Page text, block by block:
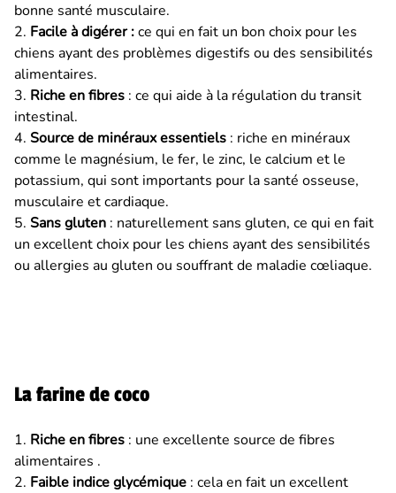
bonne santé musculaire.
2. Facile à digérer :ce qui en fait un bon choix pour les
chiens ayant des problèmes digestifs ou des sensibilités
alimentaires.
3. Riche en fibres : ce qui aide à la régulation du transit
intestinal.
4. Source de minéraux essentiels : riche en minéraux
comme le magnésium, le fer, le zinc, le calcium et le
potassium, qui sont importants pour la santé osseuse,
musculaire et cardiaque.
5. Sans gluten : naturellement sans gluten, ce qui en fait
un excellent choix pour les chiens ayant des sensibilités
ou allergies au gluten ou souffrant de maladie cœliaque.
La farine de coco
1. Riche en fibres : une excellente source de fibres
alimentaires .
2. Faible indice glycémique : cela en fait un excellent